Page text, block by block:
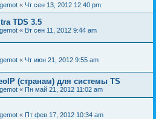
« Чт сен 13, 2012 12:40 pm
TDS 3.5
« Вт сен 11, 2012 9:44 am
« Чт июн 21, 2012 9:55 am
(странам) для системы TS
« Пн май 21, 2012 11:02 am
« Пт фев 17, 2012 10:34 am